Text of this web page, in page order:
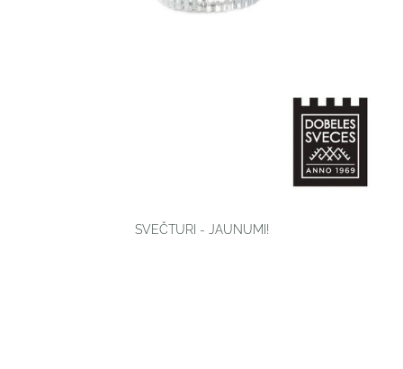
SVEČTURI - JAUNUMI!